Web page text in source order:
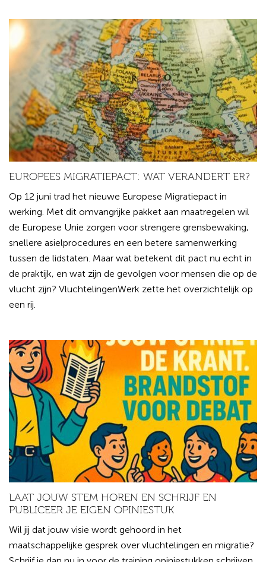
EUROPEES MIGRATIEPACT: WAT VERANDERT ER?
Op 12 juni trad het nieuwe Europese Migratiepact in
werking. Met dit omvangrijke pakket aan maatregelen wil
de Europese Unie zorgen voor strengere grensbewaking,
snellere asielprocedures en een betere samenwerking
tussen de lidstaten. Maar wat betekent dit pact nu echt in
de praktijk, en wat zijn de gevolgen voor mensen die op de
vlucht zijn? VluchtelingenWerk zette het overzichtelijk op
een rij.
LAAT JOUW STEM HOREN EN SCHRIJF EN
PUBLICEER JE EIGEN OPINIESTUK
Wil jij dat jouw visie wordt gehoord in het
maatschappelijke gesprek over vluchtelingen en migratie?